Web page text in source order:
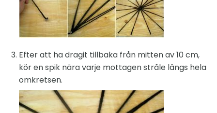
Efter att ha dragit tillbaka från mitten av 10 cm,
kör en spik nära varje mottagen stråle längs hela
omkretsen.